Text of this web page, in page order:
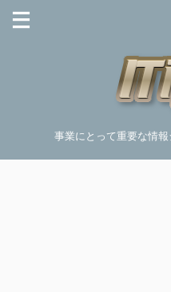
事業にとって重要な情